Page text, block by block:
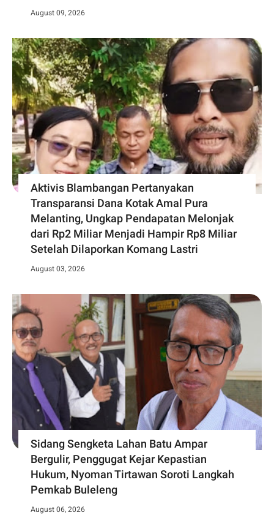
August 09, 2026
Aktivis Blambangan Pertanyakan
Transparansi Dana Kotak Amal Pura
Melanting, Ungkap Pendapatan Melonjak
dari Rp2 Miliar Menjadi Hampir Rp8 Miliar
Setelah Dilaporkan Komang Lastri
August 03, 2026
Sidang Sengketa Lahan Batu Ampar
Bergulir, Penggugat Kejar Kepastian
Hukum, Nyoman Tirtawan Soroti Langkah
Pemkab Buleleng
August 06, 2026